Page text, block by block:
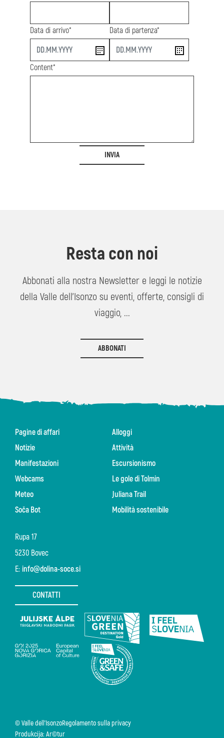
Data di arrivo*
start
Data di partenza*
end
Content*
INVIA
Resta con noi
Abbonati alla nostra Newsletter e leggi le notizie
della Valle dell'Isonzo su eventi, offerte, consigli di
viaggio, ...
ABBONATI
Rupa 17
5230 Bovec
E: info@dolina-soce.si
CONTATTI
Pagine di affari
Notizie
Manifestazioni
Webcams
Meteo
Soča Bot
Alloggi
Attività
Escursionismo
Le gole di Tolmin
Juliana Trail
Mobilità sostenibile
© Valle dell'IsonzoRegolamento sulla privacy
Produkcija: Ar©tur